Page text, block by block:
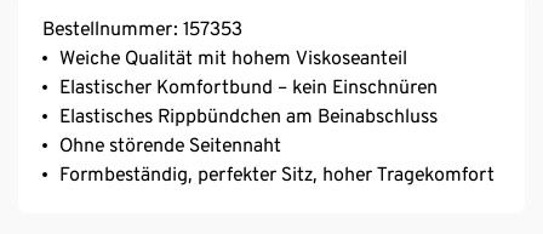
Bestellnummer: 157353
Weiche Qualität mit hohem Viskoseanteil
Elastischer Komfortbund – kein Einschnüren
Elastisches Rippbündchen am Beinabschluss
Ohne störende Seitennaht
Formbeständig, perfekter Sitz, hoher Tragekomfort